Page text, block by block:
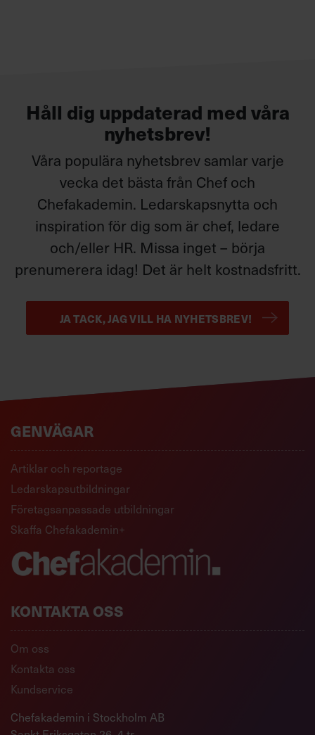
Håll dig uppdaterad med våra
nyhetsbrev!
Våra populära nyhetsbrev samlar varje
vecka det bästa från Chef och
Chefakademin. Ledarskapsnytta och
inspiration för dig som är chef, ledare
och/eller HR. Missa inget – börja
prenumerera idag! Det är helt kostnadsfritt.
JA TACK, JAG VILL HA NYHETSBREV!
GENVÄGAR
Artiklar och reportage
Ledarskapsutbildningar
Företagsanpassade utbildningar
Skaffa Chefakademin+
KONTAKTA OSS
Om oss
Kontakta oss
Kundservice
Chefakademin i Stockholm AB